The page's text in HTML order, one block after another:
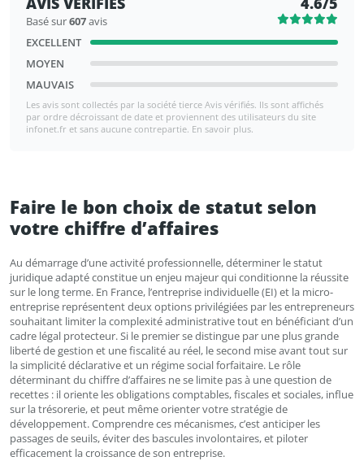
Basé sur607avis
EXCELLENT
MOYEN
MAUVAIS
Les avis sont collectés par la société tierce Avis vérifiés. Ils sont affichés
par ordre décroissant de date et proviennent des utilisateurs du site
infonet.fr et sans aucune contrepartie. En savoir plus.
Faire le bon choix de statut selon
votre chiffre d’affaires
Au démarrage d’une activité professionnelle, déterminer le statut
juridique adapté constitue un enjeu majeur qui conditionne la réussite
sur le long terme. En France, l’entreprise individuelle (EI) et la micro-
entreprise représentent deux options privilégiées par les entrepreneurs
souhaitant limiter la complexité administrative tout en bénéficiant d’un
cadre légal protecteur. Si le premier se distingue par une plus grande
liberté de gestion et une fiscalité au réel, le second mise avant tout sur
la simplicité déclarative et un régime social forfaitaire. Le rôle
déterminant du chiffre d’affaires ne se limite pas à une question de
recettes : il oriente les obligations comptables, fiscales et sociales, influe
sur la trésorerie, et peut même orienter votre stratégie de
développement. Comprendre ces mécanismes, c’est anticiper les
passages de seuils, éviter des bascules involontaires, et piloter
efficacement la croissance de son entreprise.